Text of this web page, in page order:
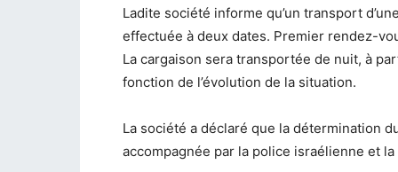
Ladite société informe qu’un transport
effectuée à deux dates. Premier rendez-
La cargaison sera transportée de nuit, à
fonction de l’évolution de la situation.
La société a déclaré que la détermination
accompagnée par la police israélienne et